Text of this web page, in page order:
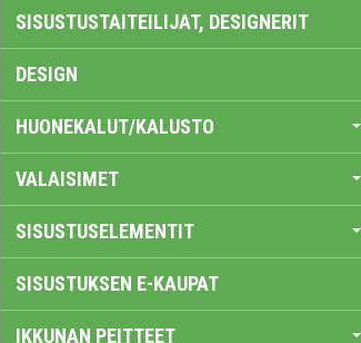
SISUSTUSTAITEILIJAT, DESIGNERIT
DESIGN
HUONEKALUT/KALUSTO
VALAISIMET
SISUSTUSELEMENTIT
SISUSTUKSEN E-KAUPAT
IKKUNAN PEITTEET